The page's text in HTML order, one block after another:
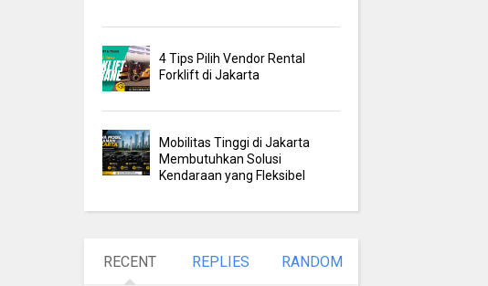
4 Tips Pilih Vendor Rental
Forklift di Jakarta
Mobilitas Tinggi di Jakarta
Membutuhkan Solusi
Kendaraan yang Fleksibel
RECENT REPLIES RANDOM